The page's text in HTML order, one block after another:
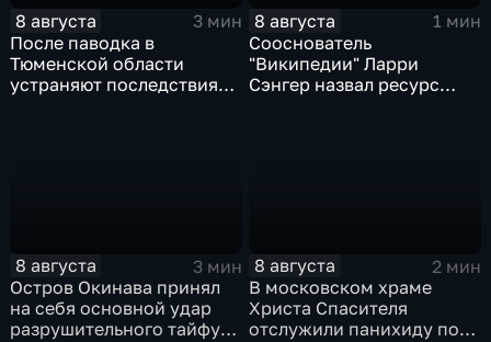
8 августа
3 мин
После паводка в
Тюменской области
устраняют последствия
8 августа
1 мин
Сооснователь
"Википедии" Ларри
Сэнгер назвал ресурс
8 августа
3 мин
Остров Окинава принял
на себя основной удар
разрушительного тайфуна
8 августа
2 мин
В московском храме
Христа Спасителя
отслужили панихиду по